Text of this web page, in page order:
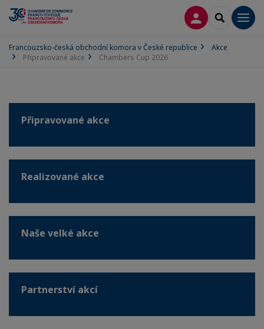
PŘIPOJIT SE
SEARCH
Francouzsko-česká obchodní komora v České republice
Akce
Připravované akce
Chambers Cup 2026
Připravované akce
Realizované akce
Naše velké akce
Partnerství akcí